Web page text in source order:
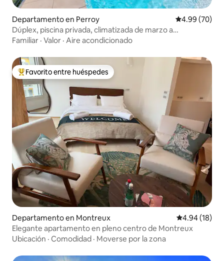
Departamento en Perroy Calificación
4.99 (70)
Dúplex, piscina privada, climatizada de marzo a
noviembre
Familiar · Valor · Aire acondicionado
De los mejores en Favorito entre huéspedes
Favorito entre huéspedes
Departamento en Montreux Calificación
4.94 (18)
Elegante apartamento en pleno centro de Montreux
Ubicación · Comodidad · Moverse por la zona